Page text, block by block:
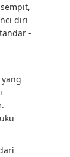
diri
-